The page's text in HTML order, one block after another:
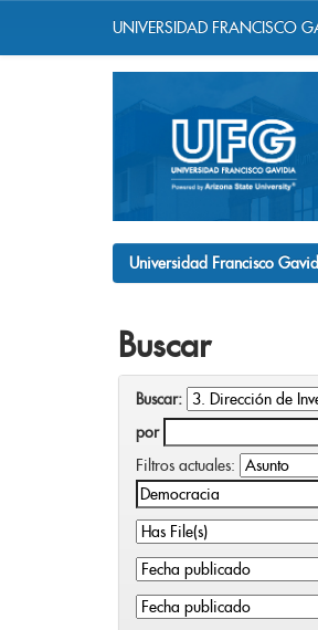
UNIVERSIDAD FRANCISCO
Universidad Francisco
Buscar
Buscar:
por
Filtros actuales: